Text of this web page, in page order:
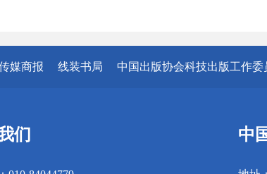
媒商报 线装书局 中国出版协会科技出版工作委
们 中